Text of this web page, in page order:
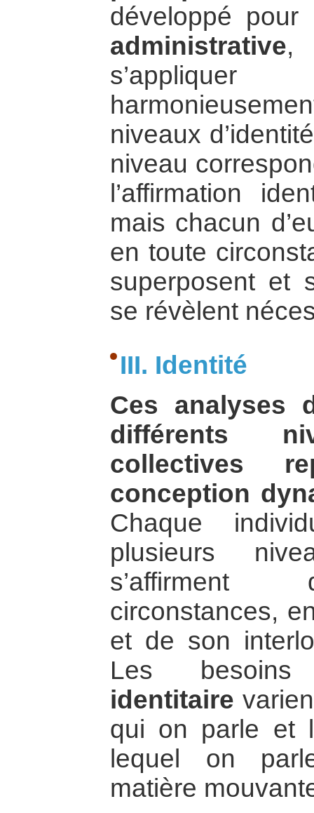
développé pour
administrative,
niveaux
niveau
l’affirmation
mais chacun
en toute
superposent et
se révèlent
III. Identité
Ces analyses
différents
collectives
conception
Chaque
plusieurs
s’affirment
circonstances,
et de son
Les
identitaire
qui on parle et
lequel on
matière